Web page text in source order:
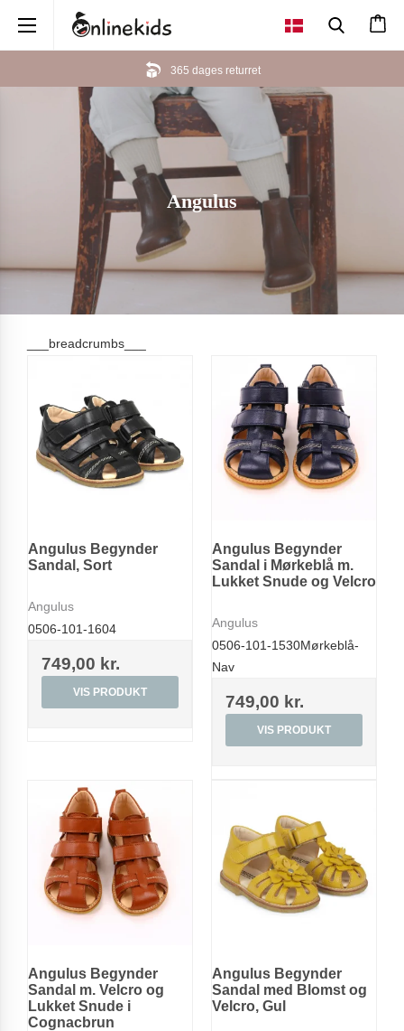
365 dages returret
Angulus
___breadcrumbs___
Angulus Begynder
Sandal, Sort
Angulus
0506-101-1604
749,00 kr.
VIS PRODUKT
Angulus Begynder
Sandal i Mørkeblå m.
Lukket Snude og Velcro
Angulus
0506-101-1530Mørkeblå-
Nav
749,00 kr.
VIS PRODUKT
Angulus Begynder
Sandal m. Velcro og
Lukket Snude i
Cognacbrun
Angulus Begynder
Sandal med Blomst og
Velcro, Gul